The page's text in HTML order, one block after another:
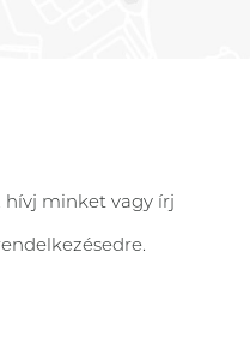
hívj minket vagy írj